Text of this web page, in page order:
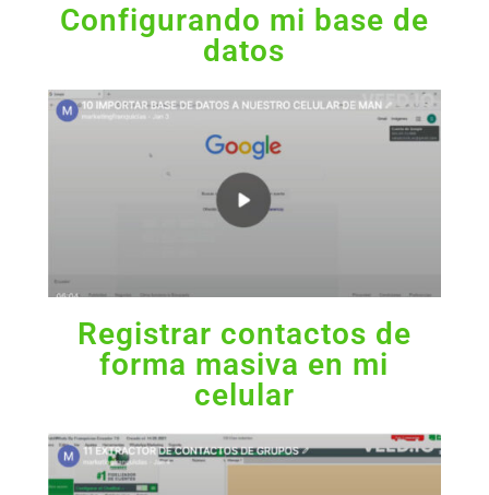
Configurando mi base de
datos
Registrar contactos de
forma masiva en mi
celular